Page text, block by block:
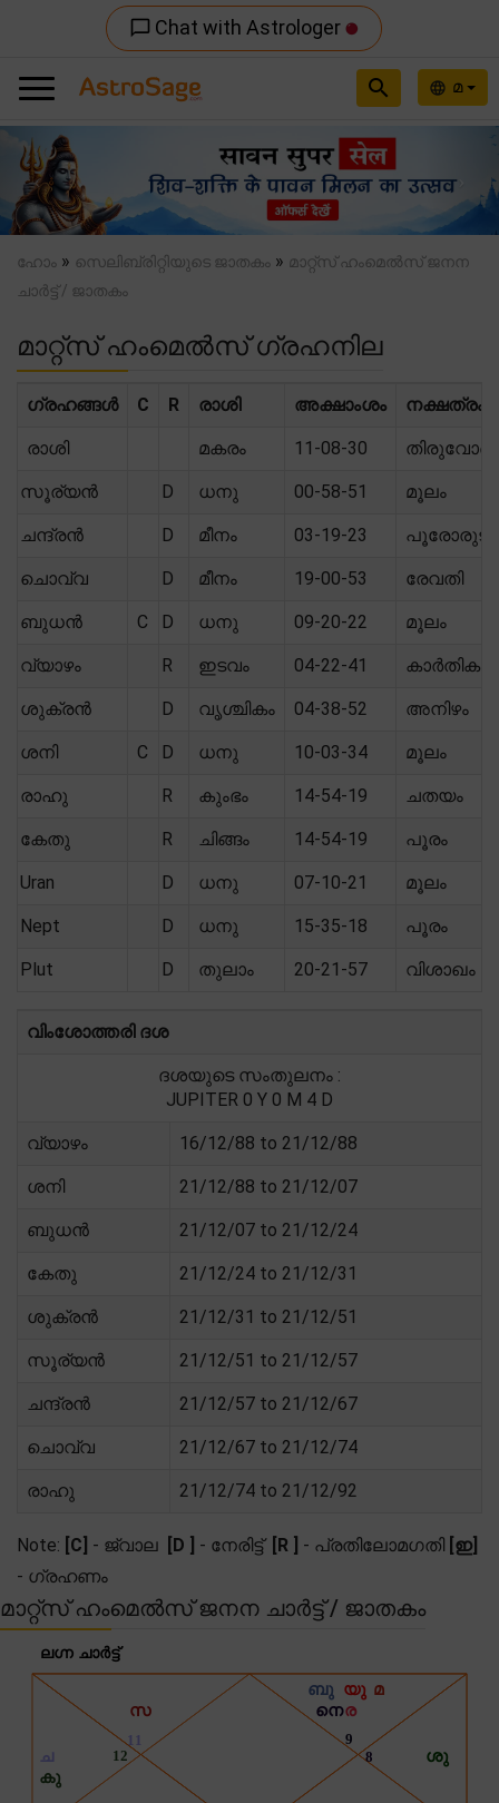
chat_bubble_outline Chat with Astrologer
language മ
search
Previous
ഹോം » സെലിബ്രിറ്റിയുടെ ജാതകം » മാറ്റ്സ് ഹംമെൽസ് ജനന
ചാർട്ട് / ജാതകം
മാറ്റ്സ് ഹംമെൽസ് ഗ്രഹനില
ഗ്രഹങ്ങൾ C R രാശി അക്ഷാംശം നക്ഷത്രം
രാശി മകരം 11-08-30
സൂര്യൻ D ധനു 00-58-51 മൂലം
ചന്ദ്രൻ D മീനം 03-19-23
ചൊവ്വ D മീനം 19-00-53 രേവതി
ബുധൻ C D ധനു 09-20-22 മൂലം
വ്യാഴം R ഇടവം 04-22-41 കാർതിക
ശുക്രൻ D വൃശ്ചികം 04-38-52 അനിഴം
ശനി C D ധനു 10-03-34 മൂലം
രാഹു R കുംഭം 14-54-19 ചതയം
കേതു R ചിങ്ങം 14-54-19 പൂരം
Uran D ധനു 07-10-21 മൂലം
Nept D ധനു 15-35-18 പൂരം
Plut D തുലാം 20-21-57 വിശാഖം
വിംശോത്തരി ദശ
ദശയുടെ സംതുലനം :
JUPITER 0 Y 0 M 4 D
വ്യാഴം 16/12/88 to 21/12/88
ശനി 21/12/88 to 21/12/07
ബുധൻ 21/12/07 to 21/12/24
കേതു 21/12/24 to 21/12/31
ശുക്രൻ 21/12/31 to 21/12/51
സൂര്യൻ 21/12/51 to 21/12/57
ചന്ദ്രൻ 21/12/57 to 21/12/67
ചൊവ്വ 21/12/67 to 21/12/74
രാഹു 21/12/74 to 21/12/92
Note: [C] - ജ്വാല [D ] - നേരിട്ട് [R ] - പ്രതിലോമഗതി [ഇ]
- ഗ്രഹണം
മാറ്റ്സ് ഹംമെൽസ് ജനന ചാർട്ട് / ജാതകം